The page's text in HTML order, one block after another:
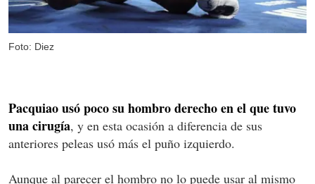
Foto: Diez
Pacquiao usó poco su hombro derecho en el que tuvo
una cirugía, y en esta ocasión a diferencia de sus
anteriores peleas usó más el puño izquierdo.
Aunque al parecer el hombro no lo puede usar al mismo